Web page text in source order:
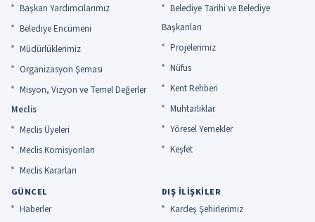
Başkan Yardımcılarımız
Belediye Encümeni
Müdürlüklerimiz
Organizasyon Şeması
Misyon, Vizyon ve Temel Değerler
Meclis
Meclis Üyeleri
Meclis Komisyonları
Meclis Kararları
Belediye Tarihi ve Belediye
Başkanları
Projelerimiz
Nüfus
Kent Rehberi
Muhtarlıklar
Yöresel Yemekler
Keşfet
GÜNCEL
Haberler
DIŞ İLIŞKILER
Kardeş Şehirlerimiz